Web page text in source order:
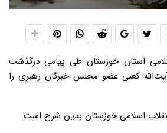
استان خوزستان طی پیامی درگذشت
کعبی عضو مجلس خبرگان رهبری را
اسلامی خوزستان بدین شرح است: